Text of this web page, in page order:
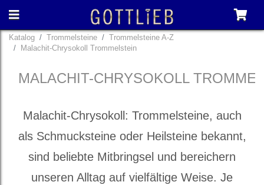
Katalog Trommelsteine
Trommelsteine A-Z
Malachit-Chrysokoll Trommelstein
MALACHIT-CHRYSOKOLL
Malachit-Chrysokoll: Trommelsteine, auch
als Schmucksteine oder Heilsteine bekannt,
sind beliebte Mitbringsel und bereichern
unseren Alltag auf vielfältige Weise. Je